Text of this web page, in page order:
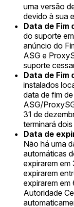
uma versão
devido à sua
Data de Fim
do suporte
anúncio do
ASG e
suporte
Data de Fim
instalados
data de fim
ASG/
31 de
terminará
Data de
Não há uma
automáticas
expirarem em
expirarem
expirarem em
Autoridade